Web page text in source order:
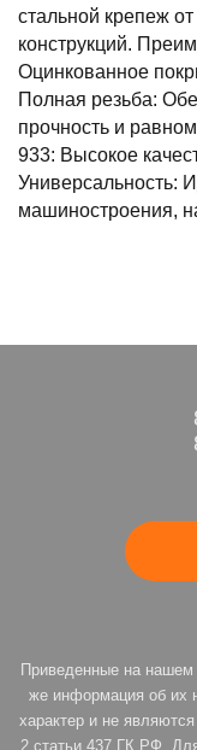
стальной крепеж
конструкций.
Оцинкованное
Полная резьба:
прочность и
933: Высокое
Универсальность:
машиностроения,
Приведенные на нашем
же информация об их
характер и не
2 статьи 437 ГК РФ.